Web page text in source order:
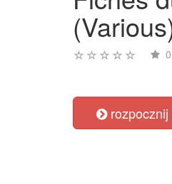
0
rozpocznij